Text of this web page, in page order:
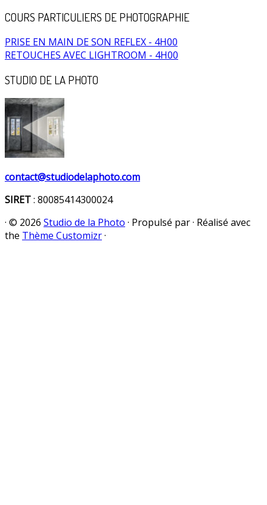
COURS PARTICULIERS DE PHOTOGRAPHIE
PRISE EN MAIN DE SON REFLEX - 4H00
RETOUCHES AVEC LIGHTROOM - 4H00
STUDIO DE LA PHOTO
contact@studiodelaphoto.com
SIRET: 80085414300024
· © 2026 Studio de la Photo · Propulsé par· Réalisé avec
the Thème Customizr·